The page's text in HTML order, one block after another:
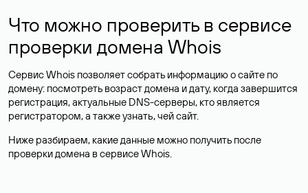
Что можно проверить в сервисе
проверки домена Whois
Сервис Whois позволяет собрать информацию о сайте по
домену: посмотреть возраст домена и дату, когда завершится
регистрация, актуальные DNS-серверы, кто является
регистратором, а также узнать, чей сайт.
Ниже разбираем, какие данные можно получить после
проверки домена в сервисе Whois.